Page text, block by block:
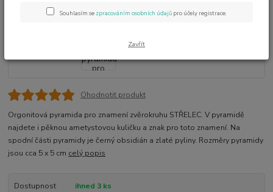
Ohodnotit produkt
Orgonitová pyramida pro znamení zvěrokruhu STŘELEC. V pyramidě
najdete i pěknou ametystovou kuličku a znak pro toto znamení. Na
spodní části pyramidy je černý obsidián a zlaté pyliny. Rozměry pyramidy
jsou cca 5 x 5 cm celý popis
Dostupnost ihned 3 ks
Souhlasím se zpracováním osobních údajů pro účely registrace.
Zavřít